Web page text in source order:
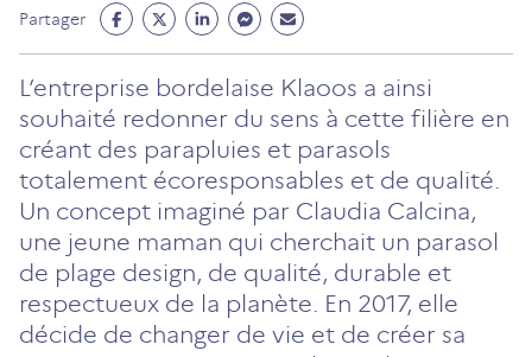
Partager
Partage
Facebook
(ouvre
un
nouvel
onglet)
Partage
Twitter
(ouvre
un
nouvel
onglet)
Partage
Linkedin
(ouvre
un
nouvel
onglet)
Partage
Messenger
(ouvre
un
nouvel
onglet)
Partage
Mail
(ouvre
un
nouvel
onglet)
L’entreprise bordelaise Klaoos a ainsi
souhaité redonner du sens à cette filière en
créant des parapluies et parasols
totalement écoresponsables et de qualité.
Un concept imaginé par Claudia Calcina,
une jeune maman qui cherchait un parasol
de plage design, de qualité, durable et
respectueux de la planète. En 2017, elle
décide de changer de vie et de créer sa